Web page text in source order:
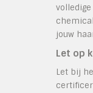
jouw
Let op
Let bij